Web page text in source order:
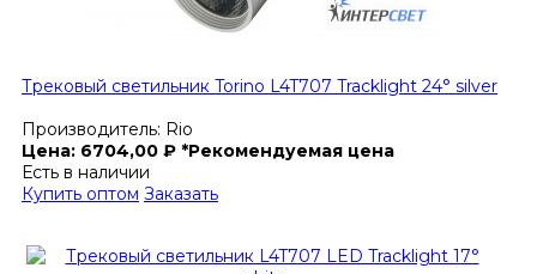
Трековый светильник Torino L4T707 Tracklight 24° silver
Производитель: Rio
Цена: 6704,00 ₽ *Рекомендуемая цена
Есть в наличии
Купить оптом Заказать